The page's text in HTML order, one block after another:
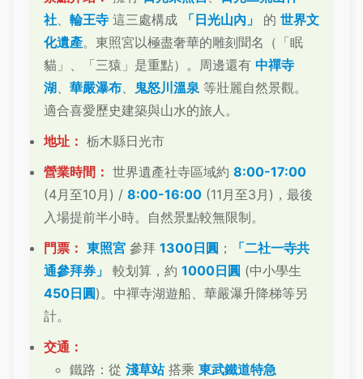
社、 輪王寺 這三處構成 「日光山內」 的 世界文
化遺產。東照宮以極盡奢華的雕刻聞名（「眠
貓」、「三猿」是重點）。周邊還有 中禪寺
湖、 華嚴瀑布、 鬼怒川溫泉 等壯麗自然景觀。
適合喜愛歷史建築與山水的旅人。
地址： 栃木縣日光市
營業時間： 世界遺產社寺區域約 8:00-17:00
(4月至10月) / 8:00-16:00 (11月至3月)，最後
入場提前半小時。自然景點較無限制。
門票： 東照宮 參拜 1300日圓 ；
「二社一寺共
通參拜券」
較划算，約 1000日圓 (中小學生
450日圓)。中禪寺湖遊船、華嚴瀑升降梯等另
計。
交通：
鐵路：從 淺草站搭乘 東武鐵道特急